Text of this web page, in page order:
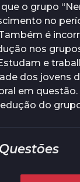
o grupo
no
é
nos
e
dos jovens
em
do